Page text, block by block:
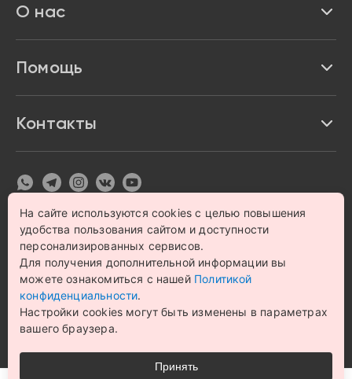
Доставка и оплата
Акции и скидки
Возврат товара
Политика конфиденциальности
Согласие на обработку персональных данных
О нас
Помощь
Карта сайта
Контакты
© 1993 – 2026 Магазин бытовой техники и электроники
«Impulse». Все права защищены.
Цена на сайте носит информационный характер и не
является публичной офертой
На сайте используются cookies с целью повышения
удобства пользования сайтом и доступности
персонализированных сервисов.
Для получения дополнительной информации вы
можете ознакомиться с нашей Политикой
конфиденциальности.
Настройки cookies могут быть изменены в параметрах
вашего браузера.
Принять